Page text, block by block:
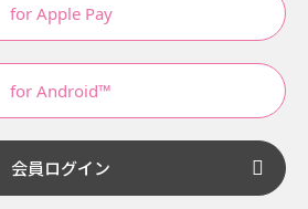
for Apple Pay
for Android™
会員ログイン